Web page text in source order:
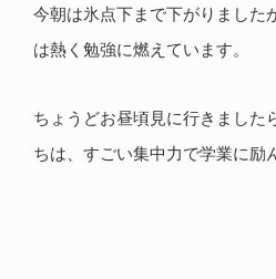
今朝は氷点下まで下がりました
は熱く勉強に燃えています。
ちょうどお昼頃見に行きました
ちは、すごい集中力で学業に励